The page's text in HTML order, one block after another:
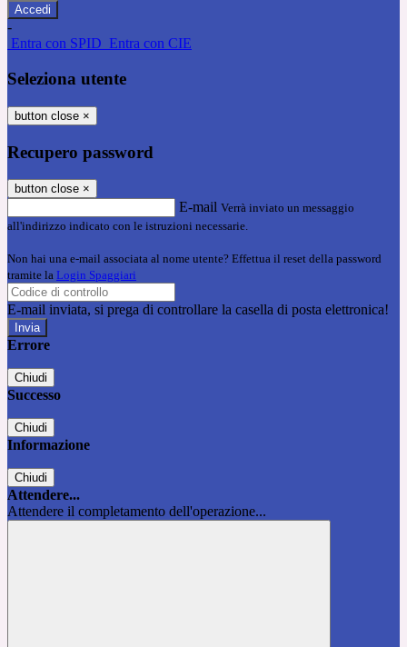
-
Entra con SPID Entra con CIE
Seleziona utente
button close ×
Recupero password
button close ×
E-mail Verrà inviato un messaggio
all'indirizzo indicato con le istruzioni necessarie.
Non hai una e-mail associata al nome utente? Effettua il reset della password
tramite la Login Spaggiari
E-mail inviata, si prega di controllare la casella di posta elettronica!
Errore
Chiudi
Successo
Chiudi
Informazione
Chiudi
Attendere...
Attendere il completamento dell'operazione...